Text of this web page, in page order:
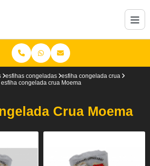
esfihas congeladas
esfiha congelada crua
esfiha congelada crua Moema
Crua Moema